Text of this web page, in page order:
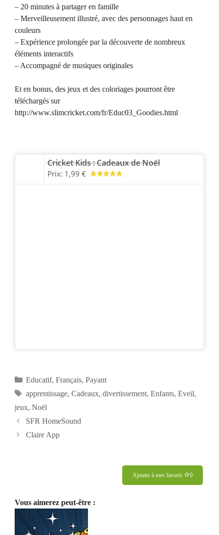
– 20 minutes à partager en famille
– Merveilleusement illustré, avec des personnages haut en
couleurs
– Expérience prolongée par la découverte de nombreux
éléments interactifs
– Accompagné de musiques originales
Et en bonus, des jeux et des coloriages pourront être
téléchargés sur
http://www.slimcricket.com/fr/Educ03_Goodies.html
Cricket Kids : Cadeaux de Noël
Prix: 1,99 €
Catégories
Educatif, Français, Payant
Étiquettes
apprentissage, Cadeaux, divertissement, Enfants, Eveil,
jeux, Noël
Navigation
des
SFR HomeSound
Claire App
Ajouter à mes favoris 0
Vous aimerez peut-être :